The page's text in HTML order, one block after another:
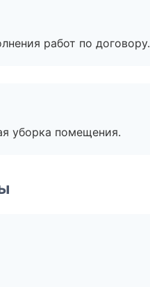
работ по договору.
уборка помещения.